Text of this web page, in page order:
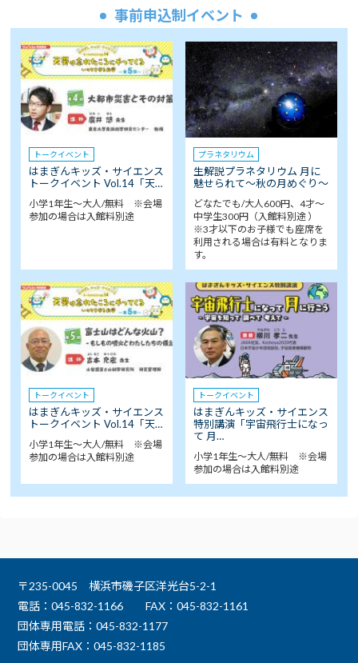
事前申込制イベント
トークイベント
はまぎんキッズ・サイエンス
トークイベント Vol.14「天…
小学1年生～大人/無料 ※会場
参加の場合は入館料別途
プラネタリウム
生解説プラネタリウム 月に
魅せられて～秋の月めぐり～
どなたでも/大人600円、4才～
中学生300円（入館料別途 ）
※3才以下のお子様でも座席を
利用される場合は有料となりま
す。
トークイベント
はまぎんキッズ・サイエンス
トークイベント Vol.14「天…
小学1年生～大人/無料 ※会場
参加の場合は入館料別途
トークイベント
はまぎんキッズ・サイエンス
特別講演「宇宙飛行士になっ
て 月…
小学1年生～大人/無料 ※会場
参加の場合は入館料別途
〒235-0045 横浜市磯子区洋光台5-2-1
電話：045-832-1166
FAX：045-832-1161
団体専用電話：045-832-1177
団体専用FAX：045-832-1185